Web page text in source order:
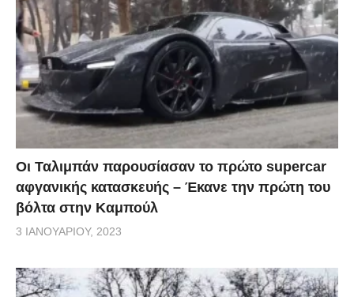
Οι Ταλιμπάν παρουσίασαν το πρώτο supercar
αφγανικής κατασκευής – Έκανε την πρώτη του
βόλτα στην Καμπούλ
3 ΙΑΝΟΥΑΡΊΟΥ, 2023